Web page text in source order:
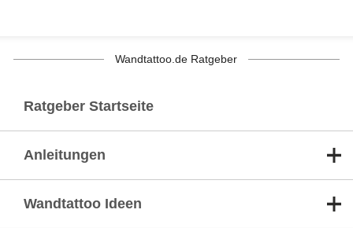
Wandtattoo.de Ratgeber
Ratgeber Startseite
Anleitungen
Wandtattoo Ideen